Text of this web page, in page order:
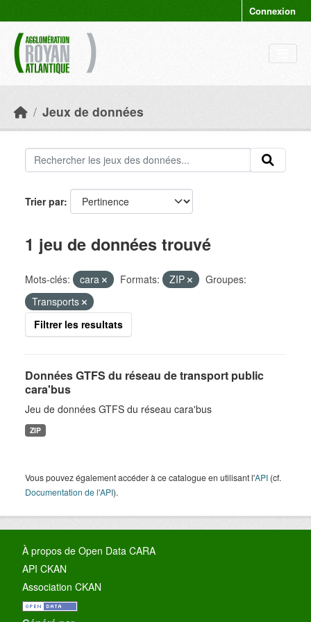
Connexion
Jeux de données
Trier par
1 jeu de données trouvé
Mots-clés: cara Formats: ZIP
Groupes:
Transports
Filtrer les resultats
Données GTFS du réseau de transport public
cara'bus
Jeu de données GTFS du réseau cara'bus
ZIP
Vous pouvez également accéder à ce catalogue en utilisant l'API (cf.
Documentation de l'API).
À propos de Open Data CARA
API CKAN
Association CKAN